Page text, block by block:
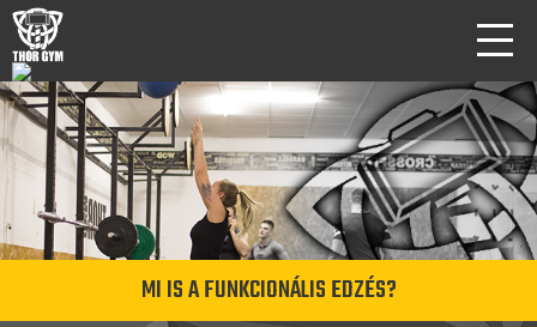
MI IS A FUNKCIONÁLIS EDZÉS?